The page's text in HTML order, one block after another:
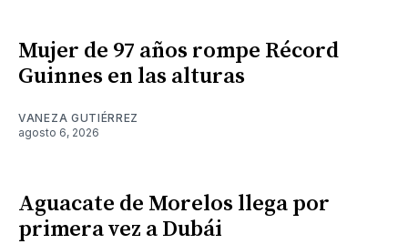
Mujer de 97 años rompe Récord
Guinnes en las alturas
VANEZA GUTIÉRREZ
agosto 6, 2026
Aguacate de Morelos llega por
primera vez a Dubái